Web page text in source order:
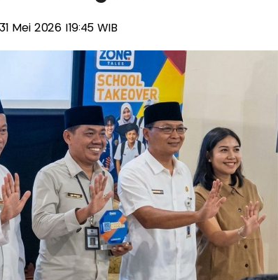
Mei 2026 |19:45 WIB